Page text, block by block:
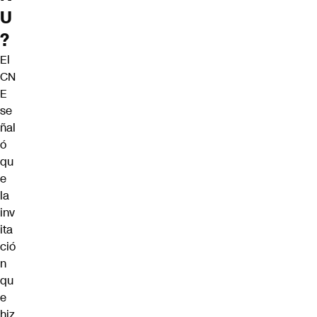
U
?
El
CN
E
se
ñal
ó
qu
e
la
inv
ita
ció
n
qu
e